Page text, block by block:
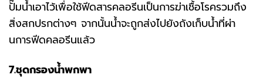
ปั๊มน้ำเอาไว้เพื่อใช้ฟีดสารคลอรีนเป็นการฆ่าเชื้อโรครวมถึง
สิ่งสกปรกต่างๆ จากนั้นน้ำจะถูกส่งไปยังถังเก็บน้ำที่ผ่า
นการฟีดคลอรีนแล้ว
7.ชุดกรองน้ำพกพา